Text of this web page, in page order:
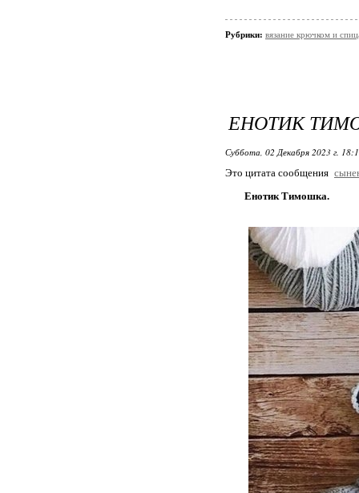
Рубрики: вязание крючком и
ЕНОТИК
Суббота, 02 Декабря 2023 г.
Это цитата сообщения
Енотик Тимошка.